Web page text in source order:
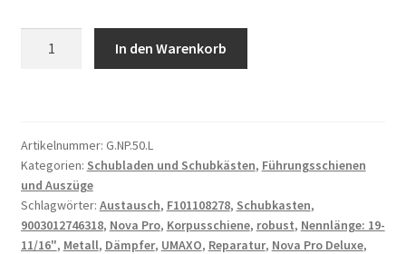
40
kg
(89
lbs),
Oberfläche:
In den Warenkorb
Artikelnummer: G.NP.50.L
Kategorien: Schubladen und Schubkästen, Führungsschienen
und Auszüge
Schlagwörter: Austausch, F101108278, Schubkasten,
9003012746318, Nova Pro, Korpusschiene, robust, Nennlänge: 19-
11/16", Metall, Dämpfer, UMAXO, Reparatur, Nova Pro Deluxe,